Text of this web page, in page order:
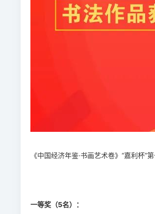
《中国经济年鉴·书画艺术卷》“嘉利杯”
一等奖（5名）：